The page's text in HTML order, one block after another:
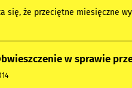
się, że przeciętne miesięczne
w sprawie